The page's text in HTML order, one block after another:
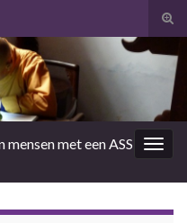
met een ASS